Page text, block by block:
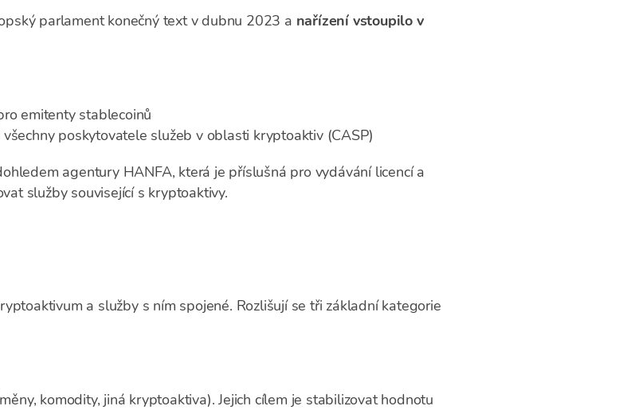
parlament konečný text v dubnu 2023 a nařízení vstoupilo v
emitenty stablecoinů
poskytovatele služeb v oblasti kryptoaktiv (CASP)
agentury HANFA, která je příslušná pro vydávání licencí a
služby související s kryptoaktivy.
a služby s ním spojené. Rozlišují se tři základní kategorie
komodity, jiná kryptoaktiva). Jejich cílem je stabilizovat hodnotu